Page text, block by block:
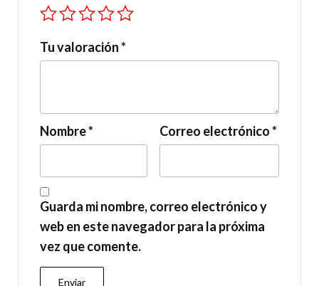
Tu valoración*
Nombre* Correo electrónico*
Guarda mi nombre, correo electrónico y
web en este navegador para la próxima
vez que comente.